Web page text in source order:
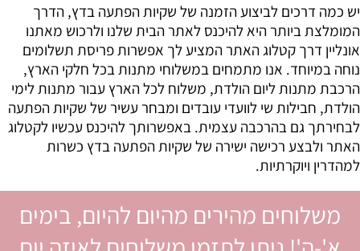
יש כמה דרכים לביצוע הזמנה של שקיות הפתעה בדץ, הדרך
המומלצת ביותר היא להיכנס לאתר הבית שלנו ולרכוש מאתנו
אונליין דרך קטלוג האתר המציע לך אפשרות פריסת תשלומים
נוחה במיוחד. אנו מתמחים במשלוחי מתנות בכל חלקי הארץ,
הרכבת מתנות ליום הולדת, משלוח לכל הארץ עבור מתנות לימי
הולדת, חבילות שי לוועדי עובדים ומבחר עשיר של שקיות הפתעה
לבחירתך גם בהרכבה עצמית. באפשרותך להיכנס עכשיו לקטלוג
האתר ולבצע רכישה ישירה של שקיות הפתעה בדץ כשרות
למהדרין ויוקרתיות.
משלוחים מהירים מהיום להיום, בימים